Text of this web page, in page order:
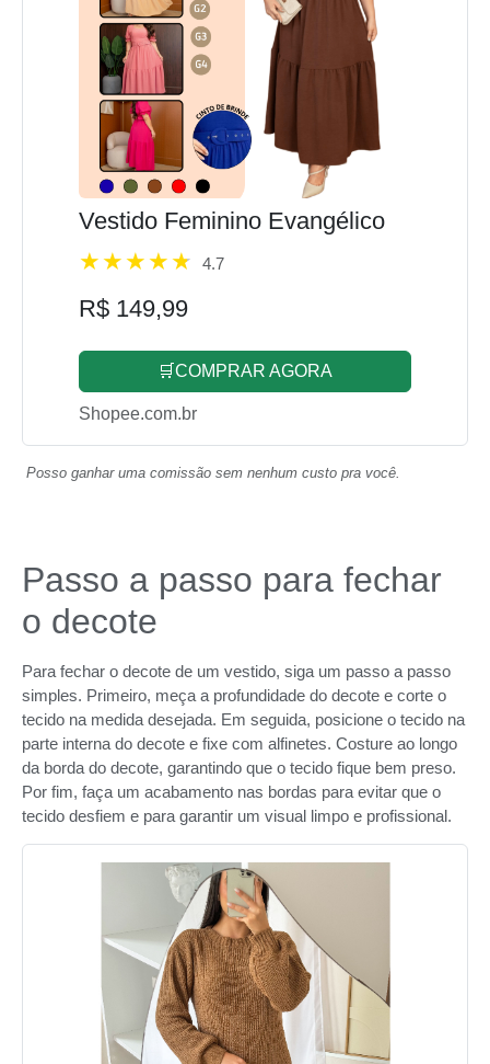
Vestido Feminino Evangélico
4.7
R$ 149,99
🛒COMPRAR AGORA
Shopee.com.br
Posso ganhar uma comissão sem nenhum custo pra você.
Passo a passo para fechar
o decote
Para fechar o decote de um vestido, siga um passo a passo
simples. Primeiro, meça a profundidade do decote e corte o
tecido na medida desejada. Em seguida, posicione o tecido na
parte interna do decote e fixe com alfinetes. Costure ao longo
da borda do decote, garantindo que o tecido fique bem preso.
Por fim, faça um acabamento nas bordas para evitar que o
tecido desfiem e para garantir um visual limpo e profissional.